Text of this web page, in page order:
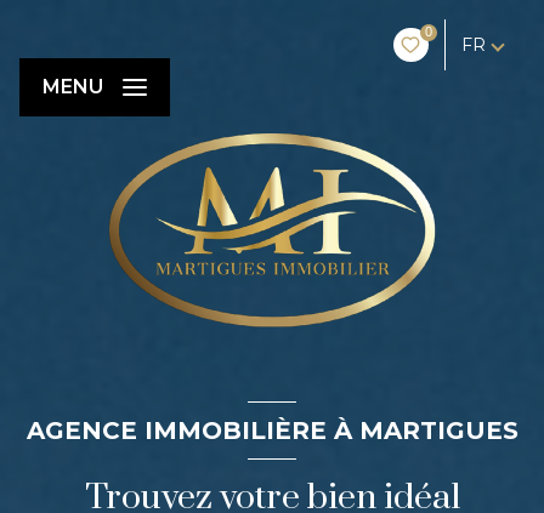
0
FR
MENU
AGENCE IMMOBILIÈRE À MARTIGUES
Trouvez votre bien idéal